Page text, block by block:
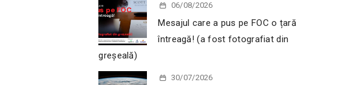
06/08/2026
Mesajul care a pus pe FOC o țară
întreagă! (a fost fotografiat din
greșeală)
30/07/2026